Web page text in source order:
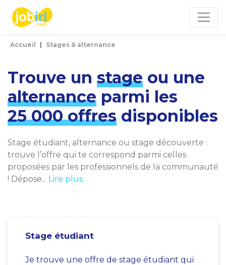
Accueil Stages & alternance
Trouve un stage ou une
alternance parmi les
25 000 offres disponibles
Stage étudiant, alternance ou stage découverte :
trouve l’offre qui te correspond parmi celles
proposées par les professionnels de la communauté
! Dépose... Lire plus
Stage étudiant
Je trouve une offre de stage étudiant qui
Panneau de gestion des cookies